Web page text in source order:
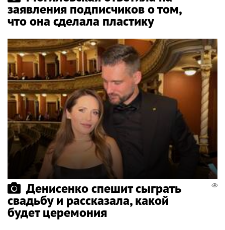
заявления подписчиков о том,
что она сделала пластику
Денисенко спешит сыграть
свадьбу и рассказала, какой
будет церемония